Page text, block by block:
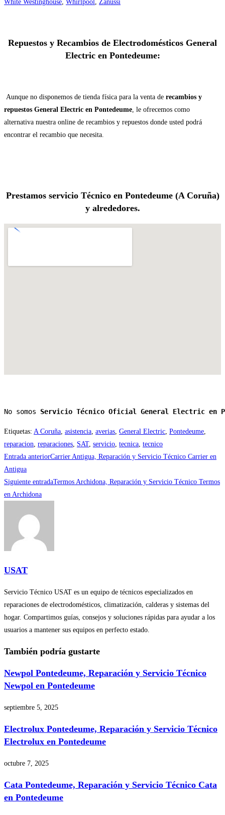
White Westinghouse, Whirlpool, Zanussi
Repuestos y Recambios de Electrodomésticos General
Electric en Pontedeume:
Aunque no disponemos de tienda física para la venta de recambios y
repuestos General Electric en Pontedeume, le ofrecemos como
alternativa nuestra online de recambios y repuestos donde usted podrá
encontrar el recambio que necesita.
Prestamos servicio Técnico en Pontedeume (A Coruña)
y alrededores.
No somos Servicio Técnico Oficial General Electric en
Etiquetas: A Coruña, asistencia, averias, General Electric, Pontedeume,
reparacion, reparaciones, SAT, servicio, tecnica, tecnico
Leer
más
artículos
Entrada anteriorCarrier Antigua, Reparación y Servicio Técnico Carrier en
Antigua
Siguiente entradaTermos Archidona, Reparación y Servicio Técnico Termos
en Archidona
USAT
Servicio Técnico USAT es un equipo de técnicos especializados en
reparaciones de electrodomésticos, climatización, calderas y sistemas del
hogar. Compartimos guías, consejos y soluciones rápidas para ayudar a los
usuarios a mantener sus equipos en perfecto estado.
También podría gustarte
Newpol Pontedeume, Reparación y Servicio Técnico
Newpol en Pontedeume
septiembre 5, 2025
Electrolux Pontedeume, Reparación y Servicio Técnico
Electrolux en Pontedeume
octubre 7, 2025
Cata Pontedeume, Reparación y Servicio Técnico Cata
en Pontedeume